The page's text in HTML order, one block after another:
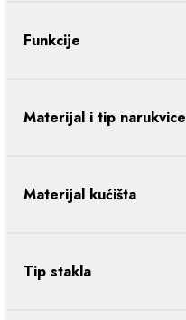
Funkcije
Materijal i tip narukvice
Materijal kućišta
Tip stakla